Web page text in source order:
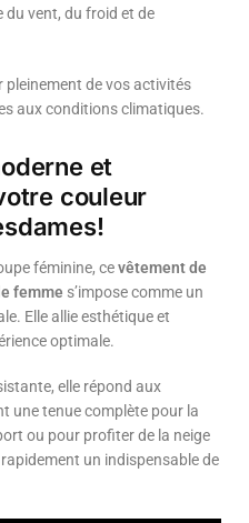
du vent, du froid et de
de vos activités
aux conditions climatiques.
et
couleur
féminine, cevêtement de
femme s’impose comme un
Elle allie esthétique et
optimale.
elle répond aux
une tenue complète pour la
ou pour profiter de la neige
un indispensable de